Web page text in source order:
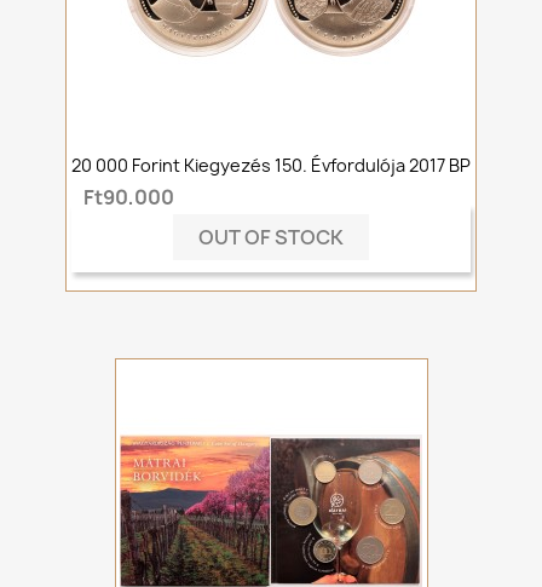
20 000 Forint Kiegyezés 150. Évfordulója 2017 BP
Ft90,000
OUT OF STOCK